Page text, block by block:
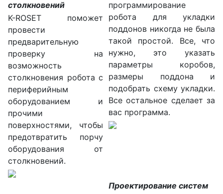
столкновений
программирование
робота для укладки
поддонов никогда не была
такой простой. Все, что
нужно, это указать
параметры коробов,
размеры поддона и
подобрать схему укладки.
Все остальное сделает за
вас программа.
K-ROSET поможет
провести
предварительную
проверку на
возможность
столкновения робота с
периферийным
оборудованием и
прочими
поверхностями, чтобы
предотвратить порчу
оборудования от
столкновений.
Проектирование систем